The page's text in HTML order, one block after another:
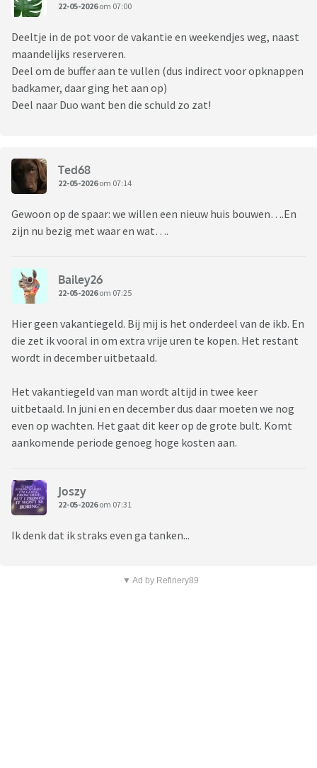
22-05-2026om 07:00
Deeltje in de pot voor de vakantie en weekendjes weg, naast
maandelijks reserveren.
Deel om de buffer aan te vullen (dus indirect voor opknappen
badkamer, daar ging het aan op)
Deel naar Duo want ben die schuld zo zat!
Ted68
22-05-2026om 07:14
Gewoon op de spaar: we willen een nieuw huis bouwen….En
zijn nu bezig met waar en wat….
Bailey26
22-05-2026om 07:25
Hier geen vakantiegeld. Bij mij is het onderdeel van de ikb. En
die zet ik vooral in om extra vrije uren te kopen. Het restant
wordt in december uitbetaald.
Het vakantiegeld van man wordt altijd in twee keer
uitbetaald. In juni en en december dus daar moeten we nog
even op wachten. Het gaat dit keer op de grote bult. Komt
aankomende periode genoeg hoge kosten aan.
Joszy
22-05-2026om 07:31
Ik denk dat ik straks even ga tanken...
▼ Ad by Refinery89